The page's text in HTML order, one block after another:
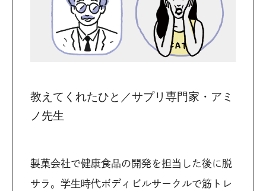
教えてくれたひと／サプリ専門家・アミ
ノ先生
製菓会社で健康食品の開発を担当した後に脱
サラ。学生時代ボディビルサークルで筋トレ